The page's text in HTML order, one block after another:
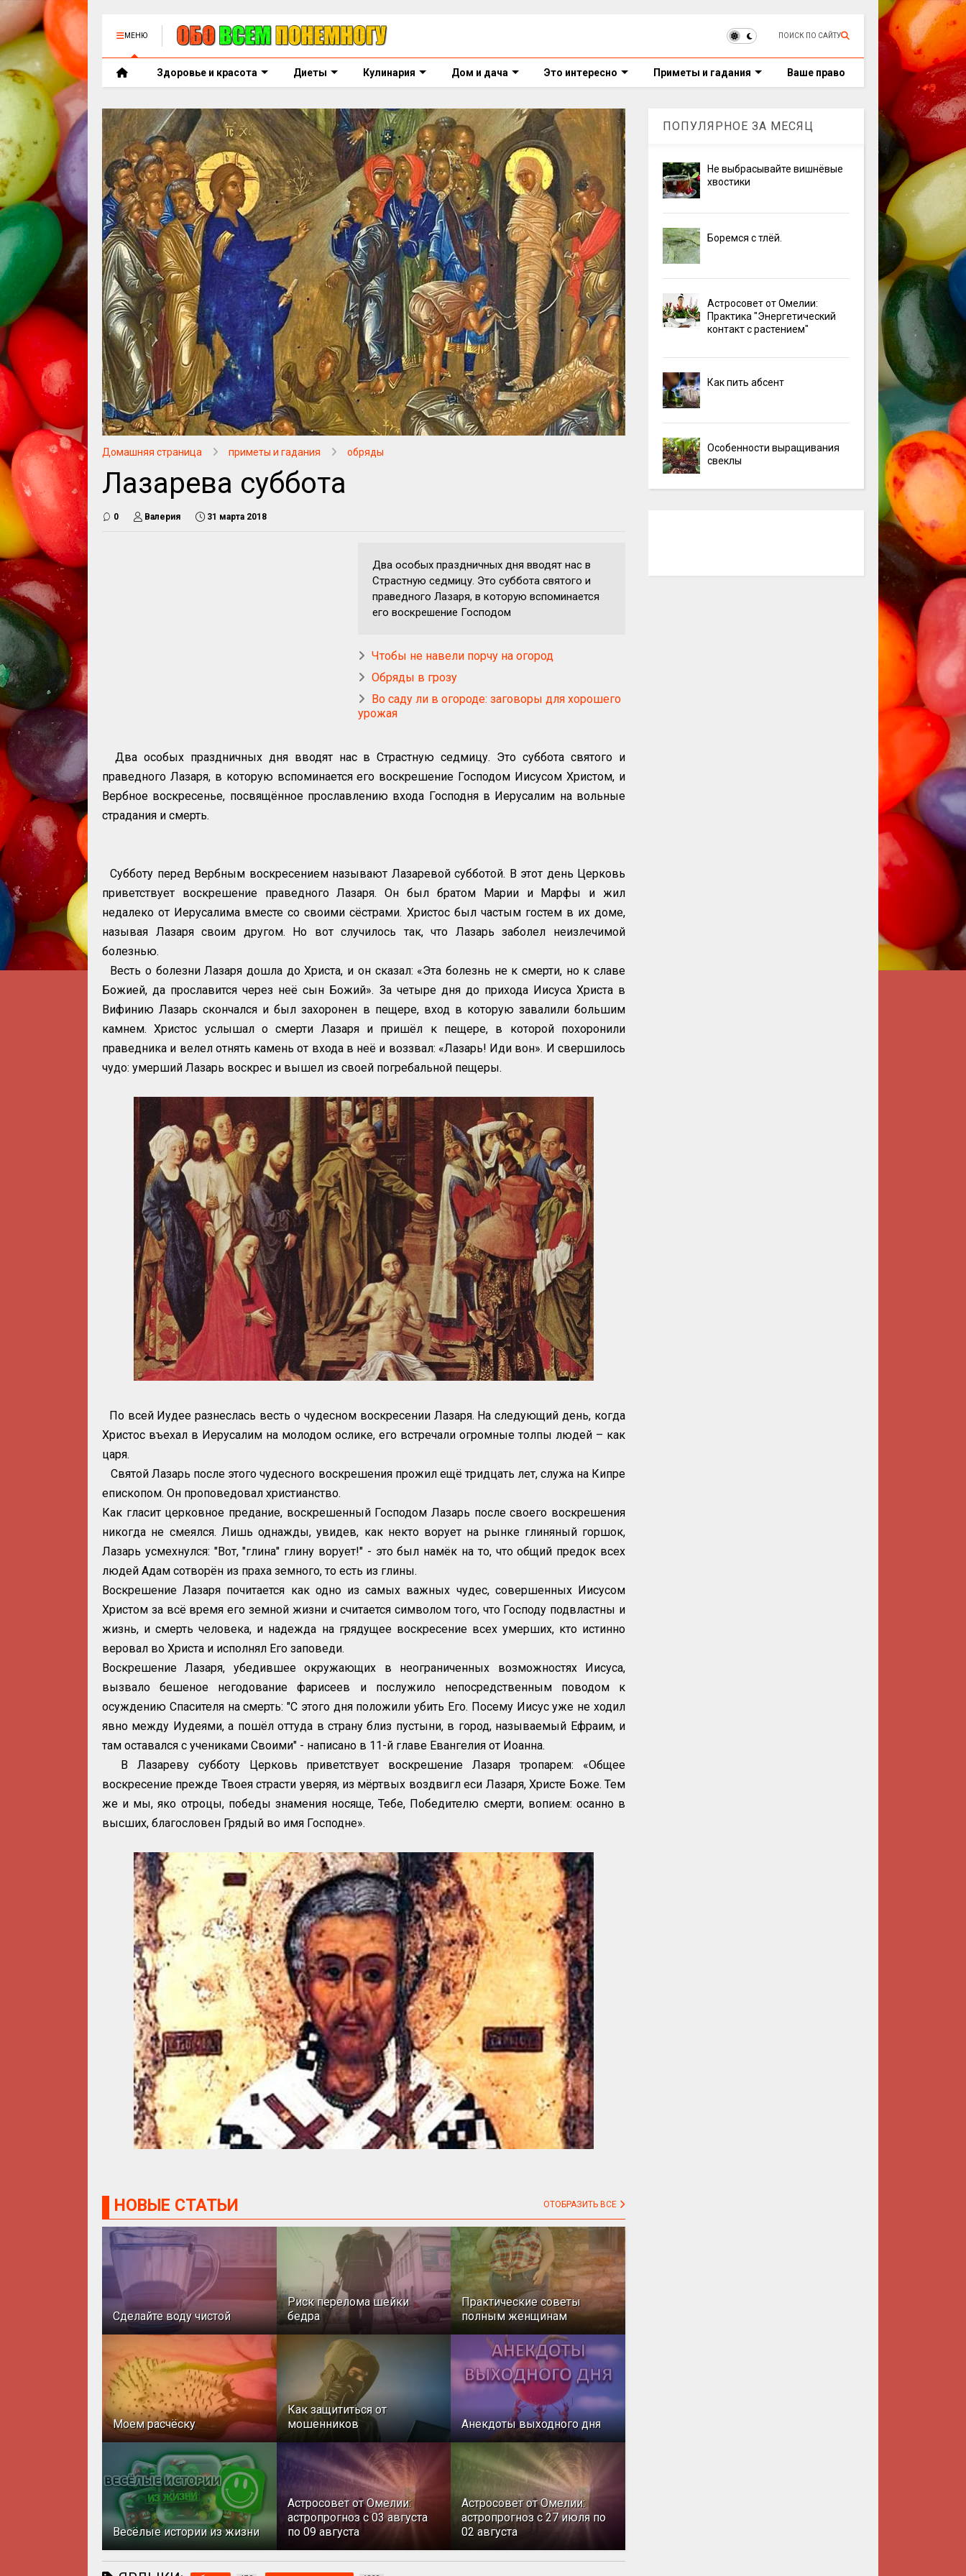
МЕНЮ ПОИСК ПО САЙТУ
Здоровье и красота Диеты Кулинария Дом и дача Это интересно Приметы и гадания Ваше право
Домашняя страница приметы и гадания обряды
Лазарева суббота
0 Валерия 31 марта 2018
Два особых праздничных дня вводят нас в
Страстную седмицу. Это суббота святого и
праведного Лазаря, в которую вспоминается
его воскрешение Господом
Чтобы не навели порчу на огород
Обряды в грозу
Во саду ли в огороде: заговоры для хорошего
урожая
Два особых праздничных дня вводят нас в Страстную седмицу. Это суббота святого и
праведного Лазаря, в которую вспоминается его воскрешение Господом Иисусом Христом, и
Вербное воскресенье, посвящённое прославлению входа Господня в Иерусалим на вольные
страдания и смерть.
Субботу перед Вербным воскресением называют Лазаревой субботой. В этот день Церковь
приветствует воскрешение праведного Лазаря. Он был братом Марии и Марфы и жил
недалеко от Иерусалима вместе со своими сёстрами. Христос был частым гостем в их доме,
называя Лазаря своим другом. Но вот случилось так, что Лазарь заболел неизлечимой
болезнью.
Весть о болезни Лазаря дошла до Христа, и он сказал: «Эта болезнь не к смерти, но к славе
Божией, да прославится через неё сын Божий». За четыре дня до прихода Иисуса Христа в
Вифинию Лазарь скончался и был захоронен в пещере, вход в которую завалили большим
камнем. Христос услышал о смерти Лазаря и пришёл к пещере, в которой похоронили
праведника и велел отнять камень от входа в неё и воззвал: «Лазарь! Иди вон». И свершилось
чудо: умерший Лазарь воскрес и вышел из своей погребальной пещеры.
По всей Иудее разнеслась весть о чудесном воскресении Лазаря. На следующий день, когда
Христос въехал в Иерусалим на молодом ослике, его встречали огромные толпы людей – как
царя.
Святой Лазарь после этого чудесного воскрешения прожил ещё тридцать лет, служа на Кипре
епископом. Он проповедовал христианство.
Как гласит церковное предание, воскрешенный Господом Лазарь после своего воскрешения
никогда не смеялся. Лишь однажды, увидев, как некто ворует на рынке глиняный горшок,
Лазарь усмехнулся: "Вот, "глина" глину ворует!" - это был намёк на то, что общий предок всех
людей Адам сотворён из праха земного, то есть из глины.
Воскрешение Лазаря почитается как одно из самых важных чудес, совершенных Иисусом
Христом за всё время его земной жизни и считается символом того, что Господу подвластны и
жизнь, и смерть человека, и надежда на грядущее воскресение всех умерших, кто истинно
веровал во Христа и исполнял Его заповеди.
Воскрешение Лазаря, убедившее окружающих в неограниченных возможностях Иисуса,
вызвало бешеное негодование фарисеев и послужило непосредственным поводом к
осуждению Спасителя на смерть: "С этого дня положили убить Его. Посему Иисус уже не ходил
явно между Иудеями, а пошёл оттуда в страну близ пустыни, в город, называемый Ефраим, и
там оставался с учениками Своими" - написано в 11-й главе Евангелия от Иоанна.
В Лазареву субботу Церковь приветствует воскрешение Лазаря тропарем: «Общее
воскресение прежде Твоея страсти уверяя, из мёртвых воздвигл еси Лазаря, Христе Боже. Тем
же и мы, яко отроцы, победы знамения носяще, Тебе, Победителю смерти, вопием: осанно в
высших, благословен Грядый во имя Господне».
НОВЫЕ СТАТЬИ ОТОБРАЗИТЬ ВСЕ
Сделайте воду чистой
Риск перелома шейки
бедра
Практические советы
полным женщинам
Моем расчёску
Как защититься от
мошенников
Анекдоты выходного дня
Весёлые истории из жизни
Астросовет от Омелии:
астропрогноз с 03 августа
по 09 августа
Астросовет от Омелии:
астропрогноз с 27 июля по
02 августа
ПОПУЛЯРНОЕ ЗА МЕСЯЦ
Не выбрасывайте вишнёвые
хвостики
Боремся с тлёй.
Астросовет от Омелии:
Практика "Энергетический
контакт с растением"
Как пить абсент
Особенности выращивания
свеклы